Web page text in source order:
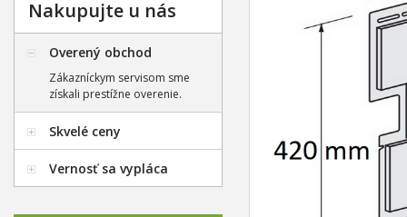
Nakupujte u nás
Overený obchod
Zákazníckym servisom sme
získali prestížne overenie.
Skvelé ceny
Vernosť sa vypláca